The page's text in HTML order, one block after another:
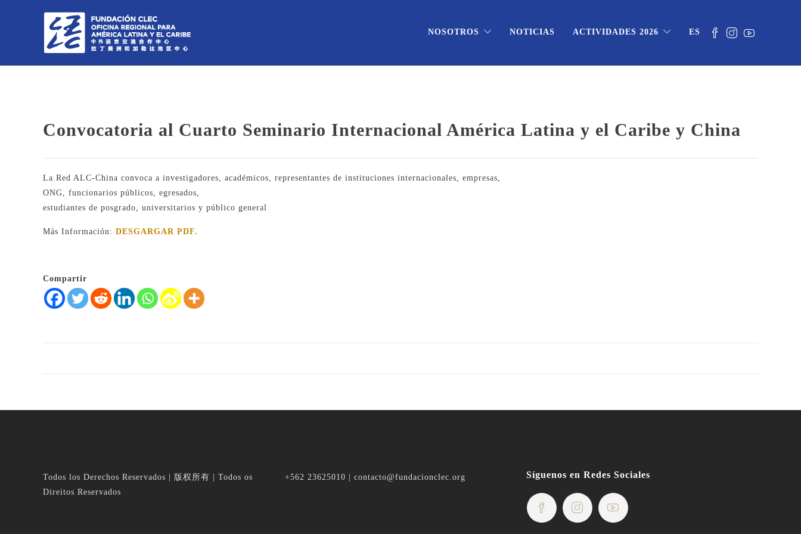
NOSOTROS NOTICIAS ACTIVIDADES 2026 ES
Convocatoria al Cuarto Seminario Internacional América Latina y el Caribe y China
La Red ALC-China convoca a investigadores, académicos, representantes de instituciones internacionales, empresas,
ONG, funcionarios públicos, egresados,
estudiantes de posgrado, universitarios y público general
Más Información: DESGARGAR PDF.
Compartir
Todos los Derechos Reservados | 版权所有 | Todos os
Direitos Reservados
+562 23625010 | contacto@fundacionclec.org Síguenos en Redes Sociales